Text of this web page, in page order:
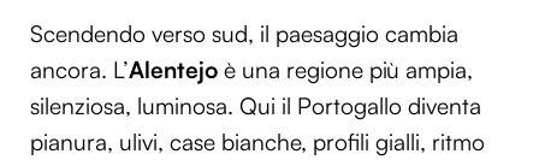
Utilizziamo i cookie per personalizzare contenuti ed
annunci, per fornire funzionalità dei social media e per
analizzare il nostro traffico. Condividiamo inoltre
informazioni sul modo in cui utilizzi il nostro sito con i
nostri partner che si occupano di analisi dei dati web,
Scendendo verso sud, il paesaggio cambia
ancora. L’Alentejo è una regione più ampia,
silenziosa, luminosa. Qui il Portogallo diventa
pianura, ulivi, case bianche, profili gialli, ritmo